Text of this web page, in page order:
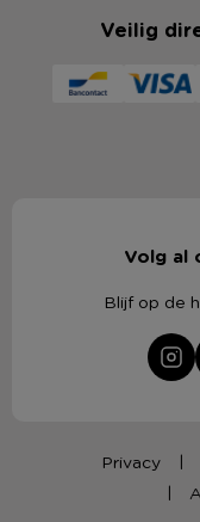
Veilig
Volg al
Blijf op de
Privacy